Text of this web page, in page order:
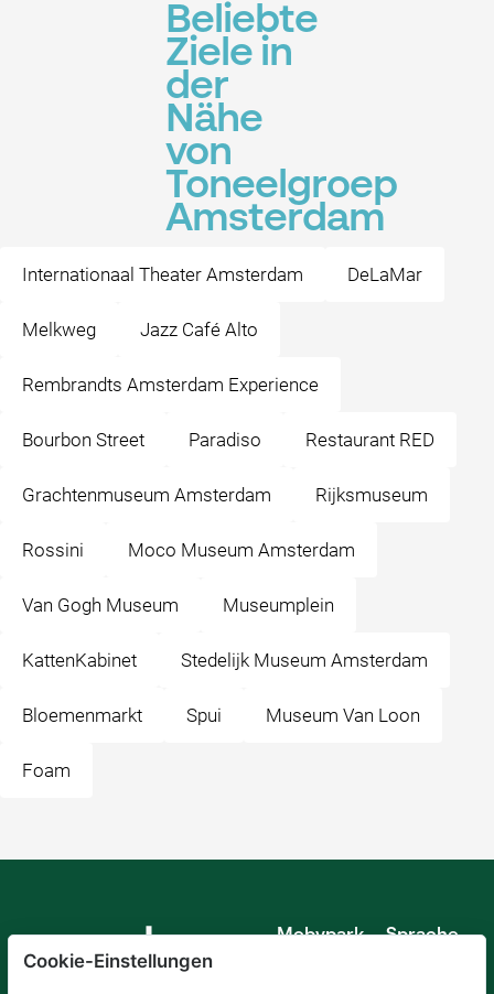
Beliebte
Ziele in
der
Nähe
von
Toneelgroep
Amsterdam
Internationaal Theater Amsterdam DeLaMar
Melkweg Jazz Café Alto
Rembrandts Amsterdam Experience
Bourbon Street Paradiso Restaurant RED
Grachtenmuseum Amsterdam Rijksmuseum
Rossini Moco Museum Amsterdam
Van Gogh Museum Museumplein
KattenKabinet Stedelijk Museum Amsterdam
Bloemenmarkt Spui Museum Van Loon
Foam
Mobypark
Sprache
Cookie-Einstellungen